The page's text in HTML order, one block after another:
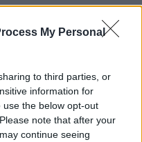
My Personal
to third parties, or
information for
the below opt-out
note that after your
continue seeing
νέο Διοικητικό Συμβούλιο -
Chery επενδύει 75 εκατ.
δολάρια στην KG Mobility